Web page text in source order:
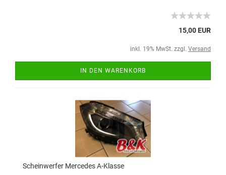
15,00 EUR
inkl. 19% MwSt. zzgl. Versand
IN DEN WARENKORB
Scheinwerfer Mercedes A-Klasse